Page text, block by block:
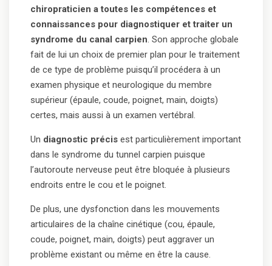
chiropraticien a toutes les compétences et
connaissances pour diagnostiquer et traiter un
syndrome du canal carpien. Son approche globale
fait de lui un choix de premier plan pour le traitement
de ce type de problème puisqu’il procédera à un
examen physique et neurologique du membre
supérieur (épaule, coude, poignet, main, doigts)
certes, mais aussi à un examen vertébral.
Un diagnostic précis est particulièrement important
dans le syndrome du tunnel carpien puisque
l’autoroute nerveuse peut être bloquée à plusieurs
endroits entre le cou et le poignet.
De plus, une dysfonction dans les mouvements
articulaires de la chaîne cinétique (cou, épaule,
coude, poignet, main, doigts) peut aggraver un
problème existant ou même en être la cause.